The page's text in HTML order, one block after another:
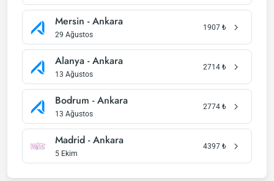
Mersin - Ankara
29 Ağustos
1907 ₺
Alanya - Ankara
13 Ağustos
2714 ₺
Bodrum - Ankara
13 Ağustos
2774 ₺
Madrid - Ankara
5 Ekim
4397 ₺